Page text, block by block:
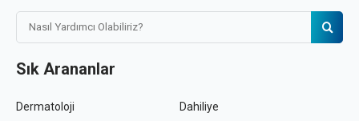
Sık Arananlar
Dermatoloji
Dahiliye